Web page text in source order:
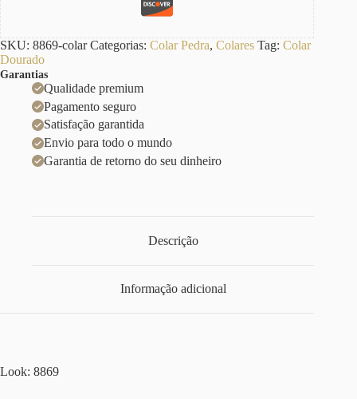
SKU: 8869-colar Categorias: Colar Pedra, Colares Tag: Colar
Dourado
Garantias
Qualidade premium
Pagamento seguro
Satisfação garantida
Envio para todo o mundo
Garantia de retorno do seu dinheiro
Descrição
Informação adicional
Look: 8869